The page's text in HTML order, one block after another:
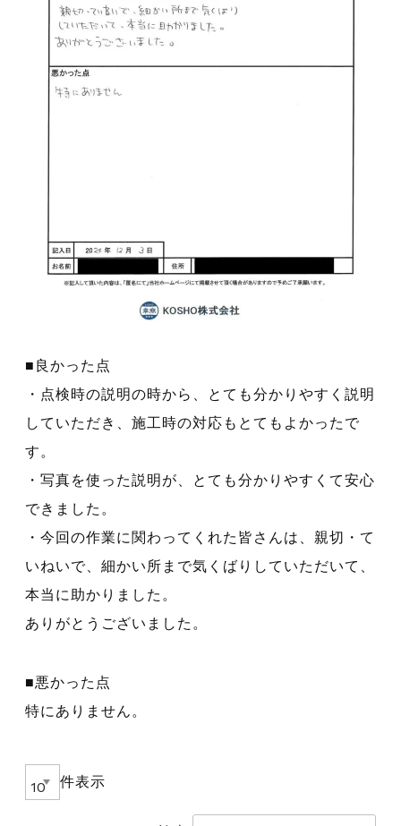
■良かった点
・点検時の説明の時から、とても分かりやすく説明
していただき、施工時の対応もとてもよかったで
す。
・写真を使った説明が、とても分かりやすくて安心
できました。
・今回の作業に関わってくれた皆さんは、親切・て
いねいで、細かい所まで気くばりしていただいて、
本当に助かりました。
ありがとうございました。
■悪かった点
特にありません。
件表示